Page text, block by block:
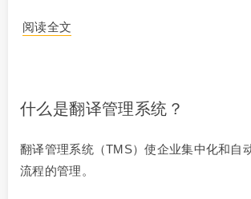
阅读全文
什么是翻译管理系统？
翻译管理系统（TMS）使企业集中化和自
流程的管理。